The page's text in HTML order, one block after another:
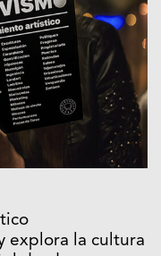
explora la cultura